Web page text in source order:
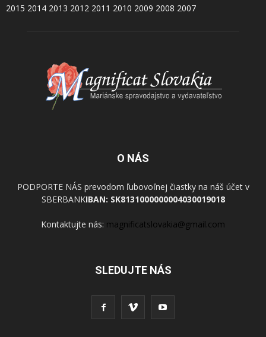
2015 2014 2013 2012 2011 2010 2009 2008 2007
O NÁS
PODPORTE NÁS prevodom ľubovoľnej čiastky na náš účet v
SBERBANKIBAN: SK8131000000004030019018
Kontaktujte nás: magnificatslovakia@gmail.com
SLEDUJTE NÁS